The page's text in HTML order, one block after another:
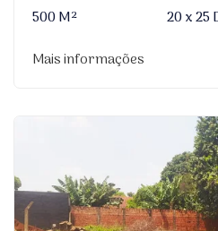
500 M²
20 x 25
Mais informações